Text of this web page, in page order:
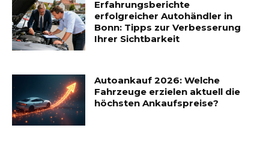
Erfahrungsberichte
erfolgreicher Autohändler in
Bonn: Tipps zur Verbesserung
Ihrer Sichtbarkeit
Autoankauf 2026: Welche
Fahrzeuge erzielen aktuell die
höchsten Ankaufspreise?